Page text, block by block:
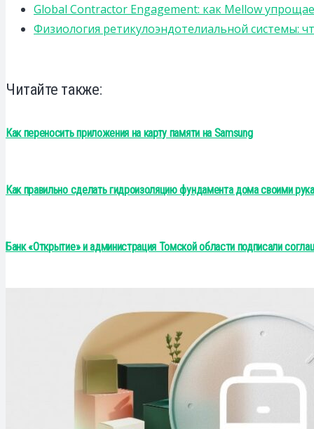
Global Contractor Engagement: как Mellow
Физиология ретикулоэндотелиальной системы:
Читайте также:
Как переносить приложения на карту памяти на Samsung
Как правильно сделать гидроизоляцию фундамента дома своими
Банк «Открытие» и администрация Томской области подписали